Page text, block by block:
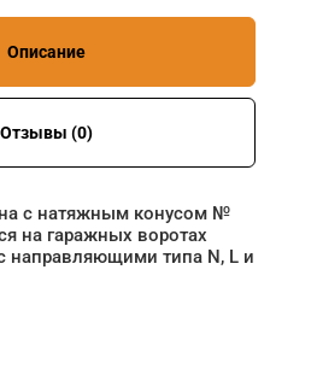
Описание
Отзывы (0)
с натяжным конусом №
на гаражных воротах
направляющими типа N, L и